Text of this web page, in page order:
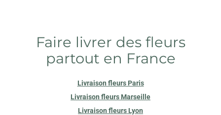
Faire livrer des fleurs
partout en France
Livraison fleurs Paris
Livraison fleurs Marseille
Livraison fleurs Lyon